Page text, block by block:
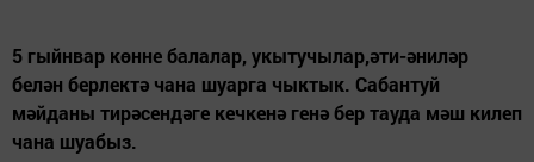
5 гыйнвар көнне балалар, укытучылар,әти-әниләр
белән берлектә чана шуарга чыктык. Сабантуй
мәйданы тирәсендәге кечкенә генә бер тауда мәш килеп
чана шуабыз.